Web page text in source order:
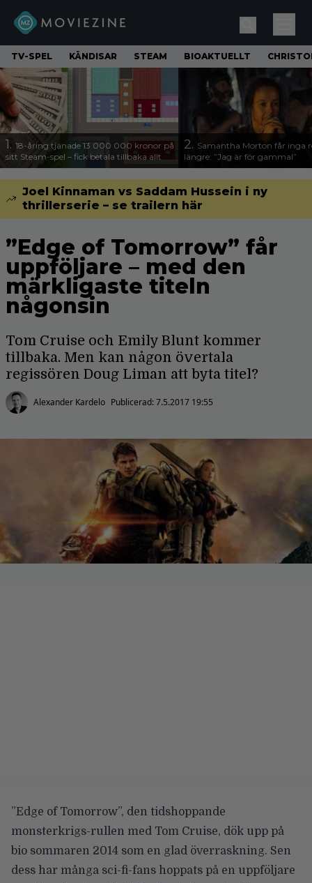
TV-SPEL KÄNDISAR STEAM BIOAKTUELLT
1. 18-åring tjänade 13 000 000 kronor på
sitt Steam-spel – fick betala tillbaka allt
2. Samantha Morton får inga
längre: ”Jag är för gammal”
Joel Kinnaman vs Saddam Hussein i ny
thrillerserie – se trailern här
”Edge of Tomorrow” får
uppföljare – med den
märkligaste titeln
någonsin
Tom Cruise och Emily Blunt kommer
tillbaka. Men kan någon övertala
regissören Doug Liman att byta titel?
Alexander Kardelo Publicerad:7.5.2017 19:55
”Edge of Tomorrow”, den tidshoppande
monsterkrigs-rullen med Tom Cruise, dök upp på
bio sommaren 2014 som en glad överraskning. Sen
dess har många sci-fi-fans hoppats på en uppföljare